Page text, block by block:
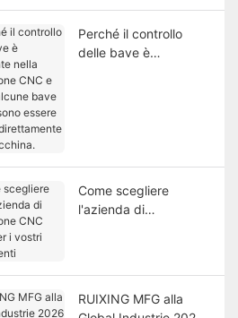
Perché il controllo
delle bave è
sulla macchina.
Come scegliere
l'azienda di
RUIXING MFG alla